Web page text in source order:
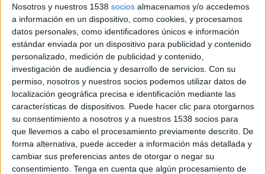
Nosotros y nuestros 1538 socios almacenamos y/o accedemos
a información en un dispositivo, como cookies, y procesamos
datos personales, como identificadores únicos e información
estándar enviada por un dispositivo para publicidad y contenido
personalizado, medición de publicidad y contenido,
investigación de audiencia y desarrollo de servicios. Con su
permiso, nosotros y nuestros socios podemos utilizar datos de
localización geográfica precisa e identificación mediante las
características de dispositivos. Puede hacer clic para otorgarnos
su consentimiento a nosotros y a nuestros 1538 socios para
que llevemos a cabo el procesamiento previamente descrito. De
forma alternativa, puede acceder a información más detallada y
cambiar sus preferencias antes de otorgar o negar su
consentimiento. Tenga en cuenta que algún procesamiento de
front a l'hivern
Quatre camions llevaneu, una turbofresadora i maquinària
auxiliar per oferir resposta ràpida en casos d'emergència és la
flota de què disposa l'empresa Arico Forest de les Preses
(Garrotxa), ...
Notícia